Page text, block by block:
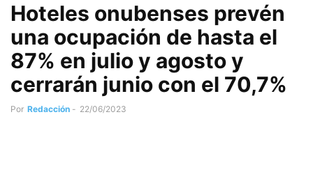
Hoteles onubenses prevén
una ocupación de hasta el
87% en julio y agosto y
cerrarán junio con el 70,7%
Por Redacción - 22/06/2023